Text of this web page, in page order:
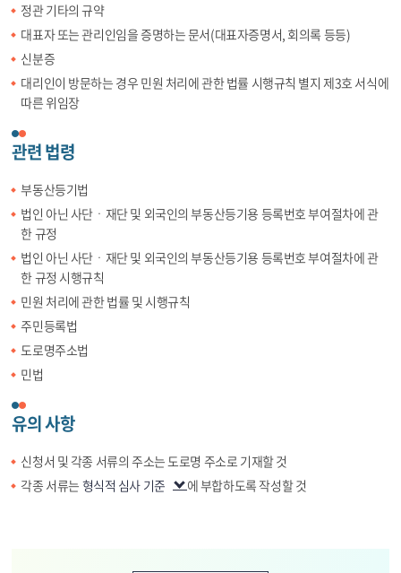
정관 기타의 규약
대표자 또는 관리인임을 증명하는 문서(대표자증명서, 회의록 등등)
신분증
대리인이 방문하는 경우 민원 처리에 관한 법률 시행규칙 별지 제3호 서식에
따른 위임장
관련 법령
부동산등기법
법인 아닌 사단ㆍ재단 및 외국인의 부동산등기용 등록번호 부여절차에 관
한 규정
법인 아닌 사단ㆍ재단 및 외국인의 부동산등기용 등록번호 부여절차에 관
한 규정 시행규칙
민원 처리에 관한 법률 및 시행규칙
주민등록법
도로명주소법
민법
유의 사항
신청서 및 각종 서류의 주소는 도로명 주소로 기재할 것
각종 서류는 형식적 심사 기준 에 부합하도록 작성할 것